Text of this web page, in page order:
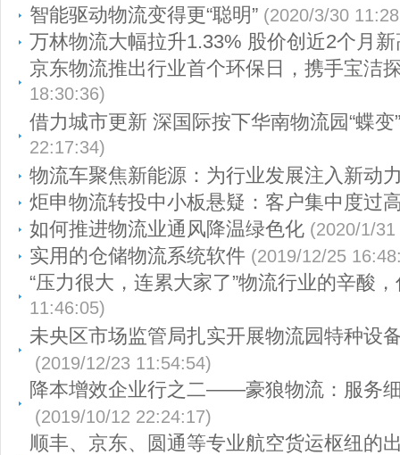
智能驱动物流变得更“聪明” (2020/3/30
万林物流大幅拉升1.33% 股价创近2个月新
京东物流推出行业首个环保日，携手宝洁
18:30:36)
借力城市更新 深国际按下华南物流园“蝶变
22:17:34)
物流车聚焦新能源：为行业发展注入新动
炬申物流转投中小板悬疑：客户集中度过
如何推进物流业通风降温绿色化 (2020/1/
实用的仓储物流系统软件 (2019/12/25
“压力很大，连累大家了”物流行业的辛酸
11:46:05)
未央区市场监管局扎实开展物流园特种设
(2019/12/23 11:54:54)
降本增效企业行之二——豪狼物流：服务细
(2019/10/12 22:24:17)
顺丰、京东、圆通等专业航空货运枢纽的